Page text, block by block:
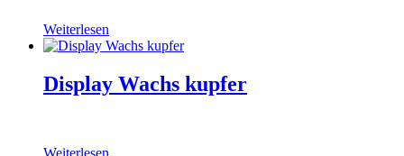
Weiterlesen
Display Wachs kupfer
Weiterlesen